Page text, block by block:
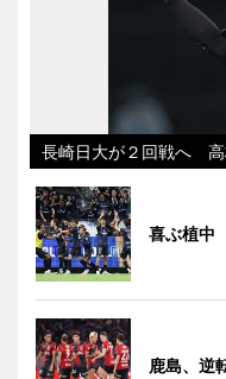
長崎日大が２回戦へ
喜ぶ植中
鹿島、逆